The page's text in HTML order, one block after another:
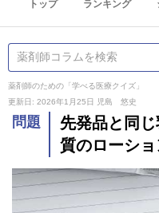
トップ ランキング
薬剤師のための「学べる医療クイズ」
更新日: 2026年1月25日
児島 悠史
問題
先発品と同
質のローショ